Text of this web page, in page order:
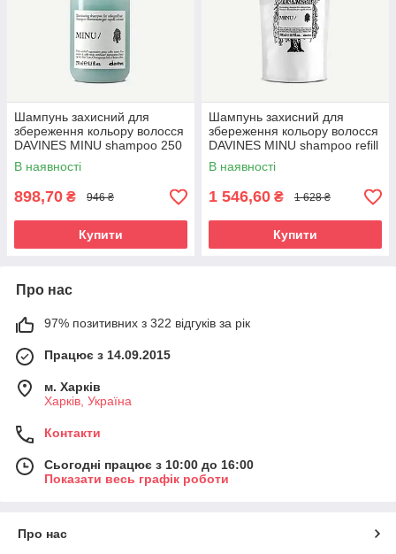
Шампунь захисний для
збереження кольору волосся
DAVINES MINU shampoo 250
мл
В наявності
898,70 ₴ 946 ₴
Купити
Шампунь захисний для
збереження кольору волосся
DAVINES MINU shampoo refill
500 мл
В наявності
1 546,60 ₴ 1 628 ₴
Купити
Про нас
97% позитивних з 322 відгуків за рік
Працює з 14.09.2015
м. Харків
Харків, Україна
Контакти
Сьогодні працює з 10:00 до 16:00
Показати весь графік роботи
Про нас